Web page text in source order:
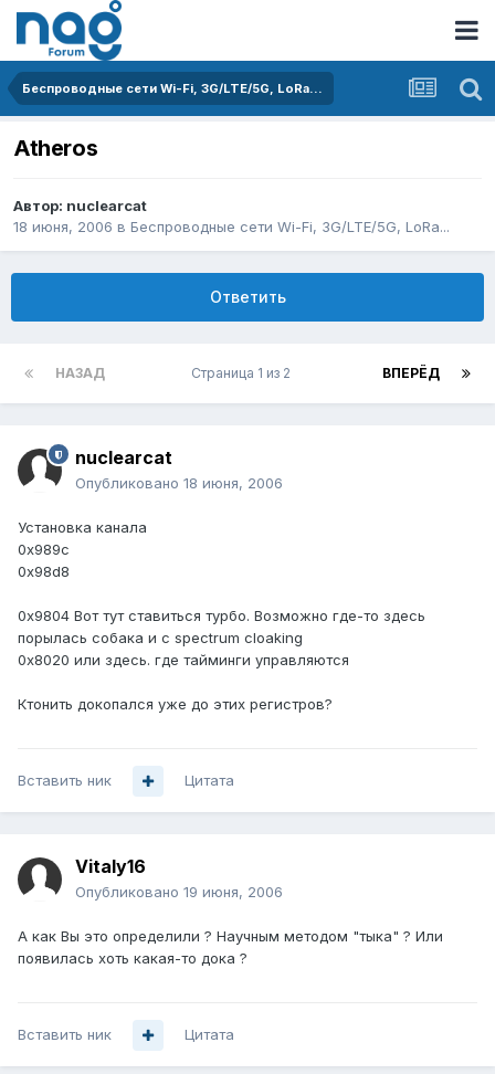
Беспроводные сети Wi-Fi, 3G/LTE/5G, LoRa...
Atheros
Автор: nuclearcat
18 июня, 2006 в Беспроводные сети Wi-Fi, 3G/LTE/5G, LoRa...
Ответить
НАЗАД ВПЕРЁД
Страница 1 из 2
nuclearcat
Опубликовано 18 июня, 2006
Установка канала
0x989c
0x98d8
0x9804 Вот тут ставиться турбо. Возможно где-то здесь
порылась собака и с spectrum cloaking
0x8020 или здесь. где тайминги управляются
Ктонить докопался уже до этих регистров?
Вставить ник Цитата
Vitaly16
Опубликовано 19 июня, 2006
А как Вы это определили ? Научным методом "тыка" ? Или
появилась хоть какая-то дока ?
Вставить ник Цитата